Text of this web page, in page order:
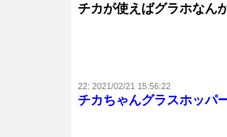
チカが使えばグラホなん
22: 2021/02/21 15:56:22
チカちゃんグラスホッパ